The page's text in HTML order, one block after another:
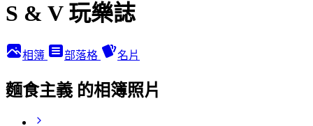
S & V 玩樂誌
相簿 部落格 名片
麵食主義 的相簿照片